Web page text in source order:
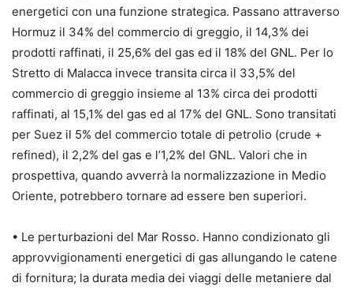
energetici con una funzione strategica. Passano attraverso
Hormuz il 34% del commercio di greggio, il 14,3% dei
prodotti raffinati, il 25,6% del gas ed il 18% del GNL. Per lo
Stretto di Malacca invece transita circa il 33,5% del
commercio di greggio insieme al 13% circa dei prodotti
raffinati, al 15,1% del gas ed al 17% del GNL. Sono transitati
per Suez il 5% del commercio totale di petrolio (crude +
refined), il 2,2% del gas e l’1,2% del GNL. Valori che in
prospettiva, quando avverrà la normalizzazione in Medio
Oriente, potrebbero tornare ad essere ben superiori.
• Le perturbazioni del Mar Rosso. Hanno condizionato gli
approvvigionamenti energetici di gas allungando le catene
di fornitura; la durata media dei viaggi delle metaniere dal